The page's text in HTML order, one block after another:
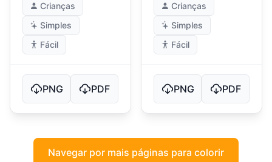
Crianças
Simples
Fácil
PNG PDF
Crianças
Simples
Fácil
PNG PDF
Navegar por mais páginas para colorir